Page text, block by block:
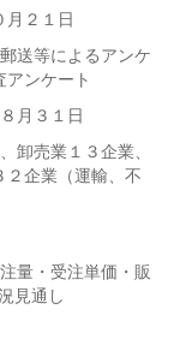
月２１日
送等によるアンケ
ンケート
月３１日
卸売業１３企業、
２企業（運輸、不
量・受注単価・販
見通し